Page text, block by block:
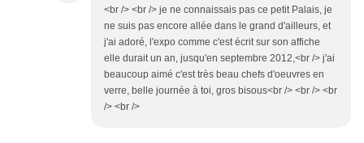
<br /> <br /> je ne connaissais pas ce petit Palais, je
ne suis pas encore allée dans le grand d'ailleurs, et
j'ai adoré, l'expo comme c'est écrit sur son affiche
elle durait un an, jusqu'en septembre 2012,<br /> j'ai
beaucoup aimé c'est très beau chefs d'oeuvres en
verre, belle journée à toi, gros bisous<br /> <br /> <br
/> <br />